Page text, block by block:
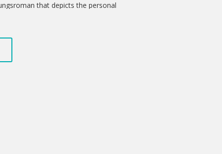
that depicts the personal
orphan nicknamed Pip. It is